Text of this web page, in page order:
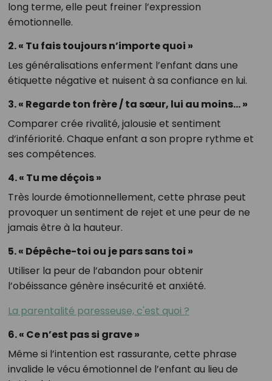
long terme, elle peut freiner l’expression
émotionnelle.
2. « Tu fais toujours n’importe quoi »
Les généralisations enferment l’enfant dans une
étiquette négative et nuisent à sa confiance en lui.
3. « Regarde ton frère / ta sœur, lui au moins… »
Comparer crée rivalité, jalousie et sentiment
d’infériorité. Chaque enfant a son propre rythme et
ses compétences.
4. « Tu me déçois »
Très lourde émotionnellement, cette phrase peut
provoquer un sentiment de rejet et une peur de ne
jamais être à la hauteur.
5. « Dépêche-toi ou je pars sans toi »
Utiliser la peur de l’abandon pour obtenir
l’obéissance génère insécurité et anxiété.
La parentalité paresseuse, c'est quoi ?
6. « Ce n’est pas si grave »
Même si l’intention est rassurante, cette phrase
invalide le vécu émotionnel de l’enfant au lieu de